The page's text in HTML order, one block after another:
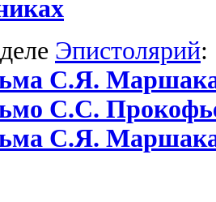
Эпистолярий:
С.Я.
С.С.
С.Я.